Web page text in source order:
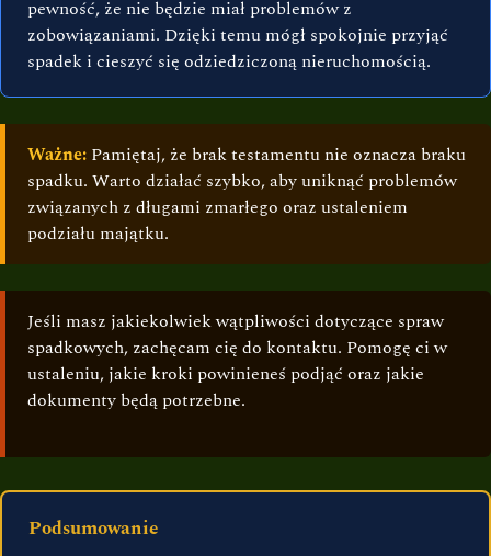
pewność, że nie będzie miał problemów z
zobowiązaniami. Dzięki temu mógł spokojnie przyjąć
spadek i cieszyć się odziedziczoną nieruchomością.
Ważne: Pamiętaj, że brak testamentu nie oznacza braku
spadku. Warto działać szybko, aby uniknąć problemów
związanych z długami zmarłego oraz ustaleniem
podziału majątku.
Jeśli masz jakiekolwiek wątpliwości dotyczące spraw
spadkowych, zachęcam cię do kontaktu. Pomogę ci w
ustaleniu, jakie kroki powinieneś podjąć oraz jakie
dokumenty będą potrzebne.
Podsumowanie